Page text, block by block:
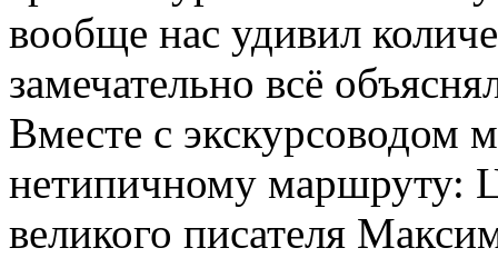
вообще нас удивил
замечательно всё
Вместе с экскурсоводом
нетипичному маршруту:
великого писателя